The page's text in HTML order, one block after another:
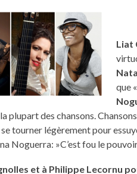
Liat
que
plupart des chansons.
tourner légèrement pour
Noguerra: »C’est fou le
et à Philippe Lecornu